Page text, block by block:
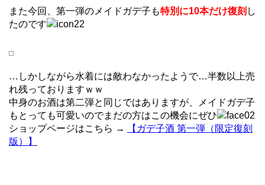
また今回、第一弾のメイドガデ子も特別に10本だけ復刻 し
たのです
…しかしながら水着には敵わなかったようで…半数以上売
れ残っておりますｗｗ
中身のお酒は第二弾と同じではありますが、メイドガデ子
もとっても可愛いのでまだの方はこの機会にぜひ
ショップページはこちら →
【ガデ子酒 第一弾（限定復刻
版）】